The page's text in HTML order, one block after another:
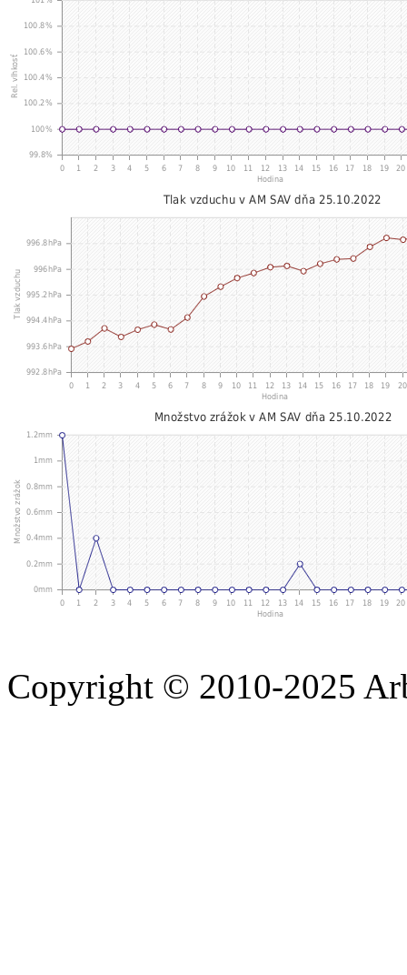
Copyright © 2010-2025